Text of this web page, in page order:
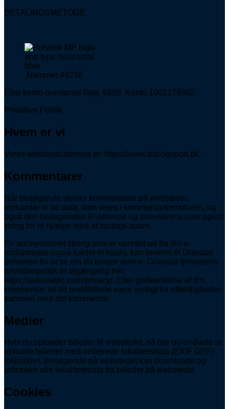
BETALINGSMETODE
Nummer 49236
Eller konto overførsel Reg. 6695 Konto 1002179802
Privatlivs Politik
Hvem er vi
Vores webstedsadresse er: https://www.trailogsport.dk.
Kommentarer
Når besøgende skriver kommentarer på webstedet,
indsamler vi de data, som vises i kommentarformularen, og
også den besøgendes IP-adresse og browserens user agent
string for at hjælpe med at opdage spam.
En anonymiseret streng som er oprettet ud fra din e-
mailadresse (også kaldet et hash), kan leveres til Gravatar
tjenesten for at se om du bruger denne. Gravatar tjenestens
privatlivspolitik er tilgængelig her:
https://automattic.com/privacy/. Efter godkendelse af din
kommentar, vil dit profilbillede være synligt for offentligheden
sammen med din kommentar.
Medier
Hvis du uploader billeder til webstedet, så bør du undlade at
uploade billeder med indlejrede lokalitetsdata (EXIF GPS)
inkluderet. Besøgende på webstedet kan downloade og
udtrække alle lokalitetsdata fra billeder på webstedet.
Cookies